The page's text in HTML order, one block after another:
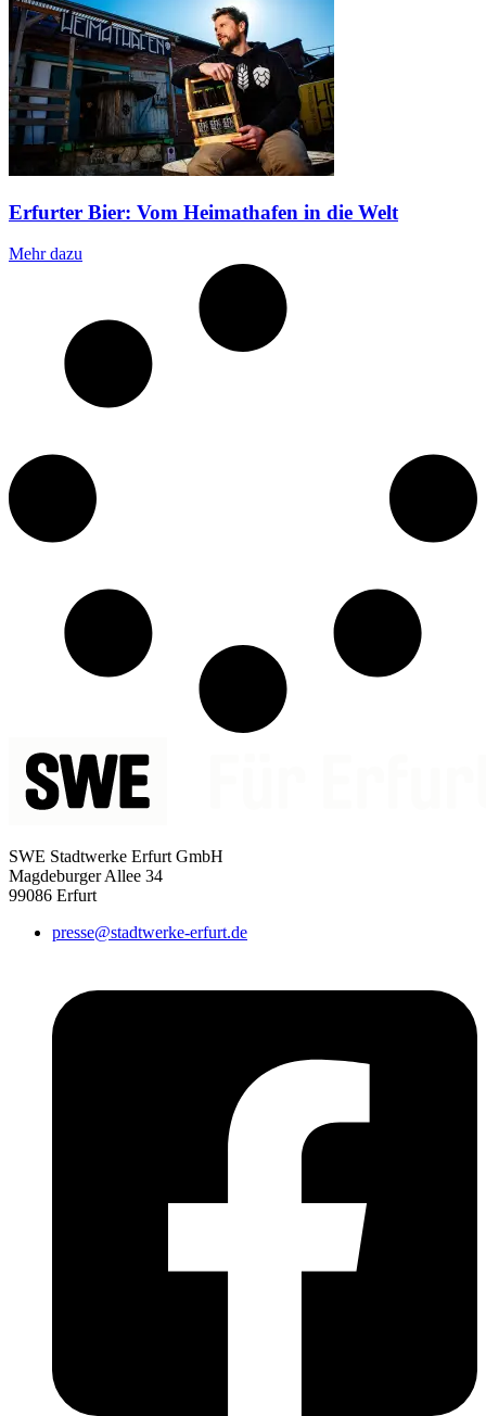
Erfurter Bier: Vom Heimathafen in die Welt
Mehr dazu
SWE Stadtwerke Erfurt GmbH
Magdeburger Allee 34
99086 Erfurt
presse@stadtwerke-erfurt.de